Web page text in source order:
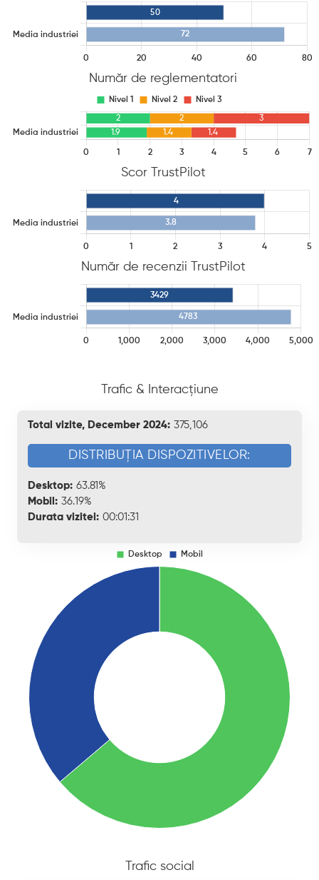
Număr de reglementatori
Scor TrustPilot
Număr de recenzii TrustPilot
Trafic & Interacțiune
Total vizite, December 2024: 375,106
DISTRIBUȚIA DISPOZITIVELOR:
Desktop: 63.81%
Mobil: 36.19%
Durata vizitei: 00:01:31
Trafic social